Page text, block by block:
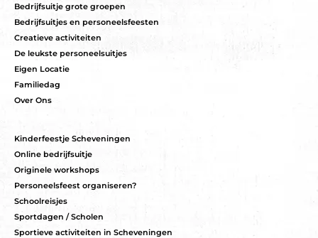
Bedrijfsuitje grote groepen
Bedrijfsuitjes en personeelsfeesten
Creatieve activiteiten
De leukste personeelsuitjes
Eigen Locatie
Familiedag
Over Ons
Kinderfeestje Scheveningen
Online bedrijfsuitje
Originele workshops
Personeelsfeest organiseren?
Schoolreisjes
Sportdagen / Scholen
Sportieve activiteiten in Scheveningen